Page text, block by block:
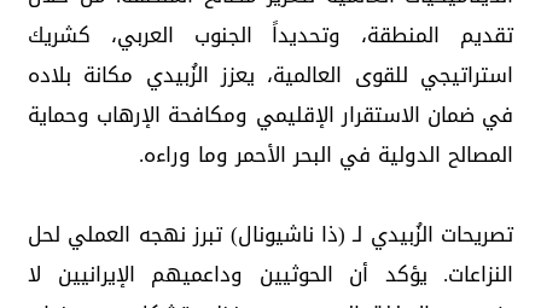
تقديم المنطقة، وتحديداً الجنوب العربي، كشريك
استراتيجي للقوى العالمية، يعزز الزُبيدي مكانة بلاده
في ضمان الاستقرار الإقليمي ومكافحة الإرهاب وحماية
المصالح الدولية في البحر الأحمر وما وراءه.
تصريحات الزُبيدي لـ (ذا ناشيونال) تبرز نهجه العملي لحل
النزاعات. يؤكد أن الحوثيين وداعميهم الإيرانيين لا